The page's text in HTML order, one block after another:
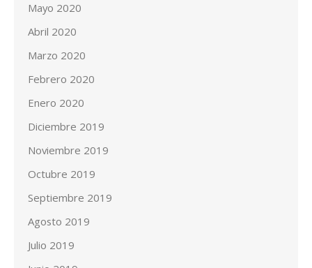
Mayo 2020
Abril 2020
Marzo 2020
Febrero 2020
Enero 2020
Diciembre 2019
Noviembre 2019
Octubre 2019
Septiembre 2019
Agosto 2019
Julio 2019